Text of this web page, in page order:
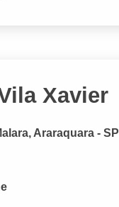
Xavier
Araraquara - SP